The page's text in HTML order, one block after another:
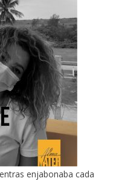
enjabonaba cada